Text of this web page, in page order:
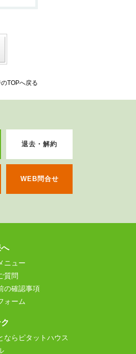
TOPへ戻る
退去・解約
WEB問合せ
ニュー
質問
の確認事項
ォーム
ならピタットハウス